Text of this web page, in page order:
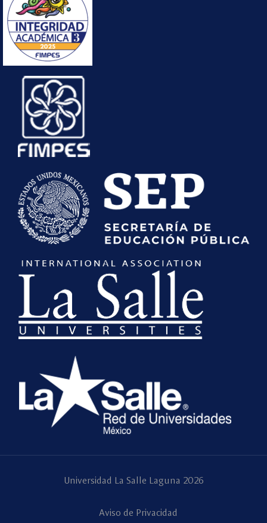
Universidad La Salle Laguna 2026
Aviso de Privacidad